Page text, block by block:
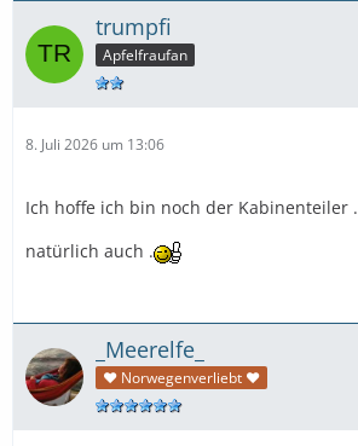
trumpfi
Apfelfraufan
8. Juli 2026 um 13:06
Ich hoffe ich bin noch der Kabinenteiler .
natürlich auch .
_Meerelfe_
♥ Norwegenverliebt ♥